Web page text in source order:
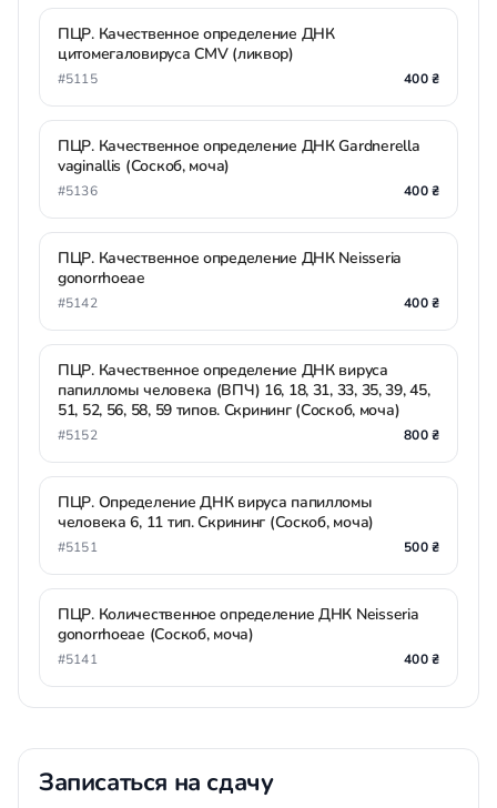
ПЦР. Качественное определение ДНК
цитомегаловируса CMV (ликвор)
#5115 400 ₴
ПЦР. Качественное определение ДНК Gardnerella
vaginallis (Соскоб, моча)
#5136 400 ₴
ПЦР. Качественное определение ДНК Neisseria
gonorrhoeae
#5142 400 ₴
ПЦР. Качественное определение ДНК вируса
папилломы человека (ВПЧ) 16, 18, 31, 33, 35, 39, 45,
51, 52, 56, 58, 59 типов. Скрининг (Соскоб, моча)
#5152 800 ₴
ПЦР. Определение ДНК вируса папилломы
человека 6, 11 тип. Скрининг (Соскоб, моча)
#5151 500 ₴
ПЦР. Количественное определение ДНК Neisseria
gonorrhoeae (Соскоб, моча)
#5141 400 ₴
Записаться на сдачу